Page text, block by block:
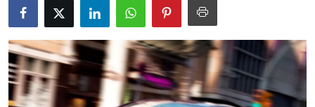
İkinci El & Alım-Satım
Bakım & Arıza Çözümleri
Elektrikli & Hibrit